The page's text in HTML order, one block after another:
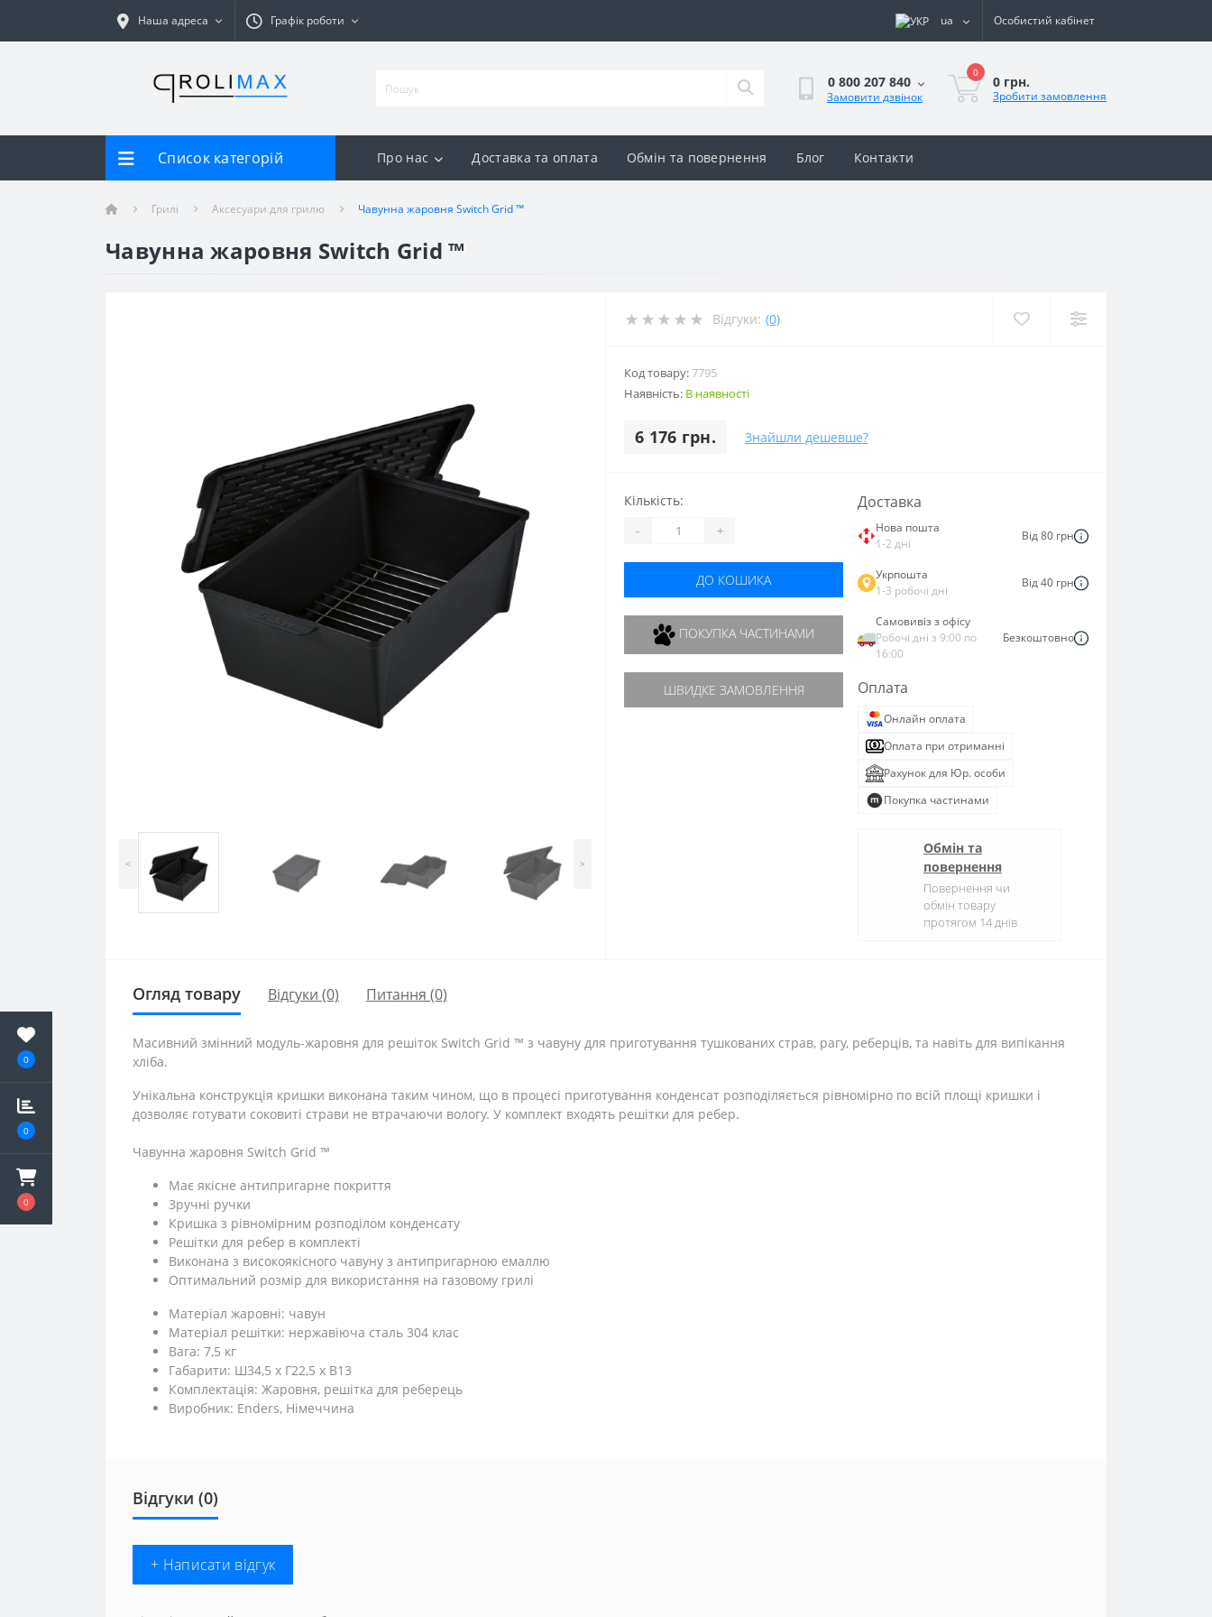
0
0
0
Наша адреса Графік роботи ua Особистий кабінет
0 800 207 840
Замовити дзвінок
0
0 грн.
Зробити замовлення
Список категорій Про нас Доставка та оплата Обмін та повернення Блог Контакти
Грилі Аксесуари для грилю Чавунна жаровня Switch Grid ™
Чавунна жаровня Switch Grid ™
< >
Відгуки: (0)
Код товару:7795
Наявність: В наявності
6 176 грн. Знайшли дешевше?
Кількість:
- +
ДО КОШИКА
ПОКУПКА ЧАСТИНАМИ
ШВИДКЕ ЗАМОВЛЕННЯ
Доставка
Нова пошта
1-2 дні
Від 80 грн
Укрпошта
1-3 робочі дні
Від 40 грн
Самовивіз з офісу
Робочі дні з 9:00 по
16:00
Безкоштовно
Оплата
Онлайн оплата
Оплата при отриманні
Рахунок для Юр. особи
Покупка частинами
Обмін та
повернення
Повернення чи
обмін товару
протягом 14 днів
Огляд товару Відгуки (0) Питання (0)
Масивний змінний модуль-жаровня для решіток Switch Grid ™ з чавуну для приготування тушкованих страв, рагу, реберців, та навіть для випікання
хліба.
Унікальна конструкція кришки виконана таким чином, що в процесі приготування конденсат розподіляється рівномірно по всій площі кришки і
дозволяє готувати соковиті страви не втрачаючи вологу. У комплект входять решітки для ребер.
Чавунна жаровня Switch Grid ™
Має якісне антипригарне покриття
Зручні ручки
Кришка з рівномірним розподілом конденсату
Решітки для ребер в комплекті
Виконана з високоякісного чавуну з антипригарною емаллю
Оптимальний розмір для використання на газовому грилі
Матеріал жаровні: чавун
Матеріал решітки: нержавіюча сталь 304 клас
Вага: 7,5 кг
Габарити: Ш34,5 х Г22,5 х В13
Комплектація: Жаровня, решітка для реберець
Виробник: Enders, Німеччина
Відгуки (0)
+ Написати відгук